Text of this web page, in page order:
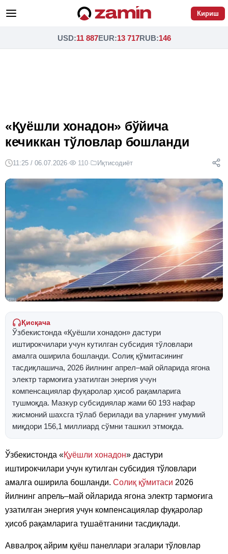
Кириш
USD:11 887EUR:13 717RUB:146
«Қуёшли хонадон» бўйича
кечиккан тўловлар бошланди
11:25 / 06.07.2026· 110· Иқтисодиёт
Қисқача
Ўзбекистонда «Қуёшли хонадон» дастури
иштирокчилари учун кутилган субсидия тўловлари
амалга оширила бошланди. Солиқ қўмитасининг
тасдиқлашича, 2026 йилнинг апрел–май ойларида ягона
электр тармоғига узатилган энергия учун
компенсациялар фуқаролар ҳисоб рақамларига
тушмоқда. Мазкур субсидиялар жами 60 193 нафар
жисмоний шахсга тўлаб берилади ва уларнинг умумий
миқдори 156,1 миллиард сўмни ташкил этмоқда.
Ўзбекистонда «Қуёшли хонадон» дастури
иштирокчилари учун кутилган субсидия тўловлари
амалга оширила бошланди. Солиқ қўмитаси 2026
йилнинг апрель–май ойларида ягона электр тармоғига
узатилган энергия учун компенсациялар фуқаролар
ҳисоб рақамларига тушаётганини тасдиқлади.
Аввалроқ айрим қуёш панеллари эгалари тўловлар